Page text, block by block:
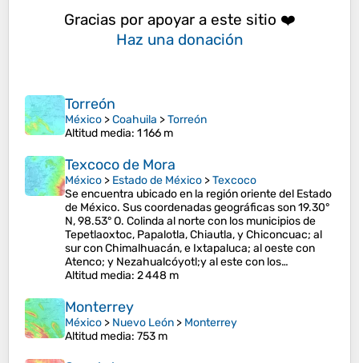
Gracias por apoyar a este sitio ❤️
Haz una donación
Torreón
México >Coahuila >Torreón
Altitud media: 1 166 m
Texcoco de Mora
México > Estado de México >Texcoco
Se encuentra ubicado en la región oriente del Estado
de México. Sus coordenadas geográficas son 19.30°
N, 98.53° O. Colinda al norte con los municipios de
Tepetlaoxtoc, Papalotla, Chiautla, y Chiconcuac; al
sur con Chimalhuacán, e Ixtapaluca; al oeste con
Atenco; y Nezahualcóyotl;y al este con los…
Altitud media: 2 448 m
Monterrey
México > Nuevo León > Monterrey
Altitud media: 753 m